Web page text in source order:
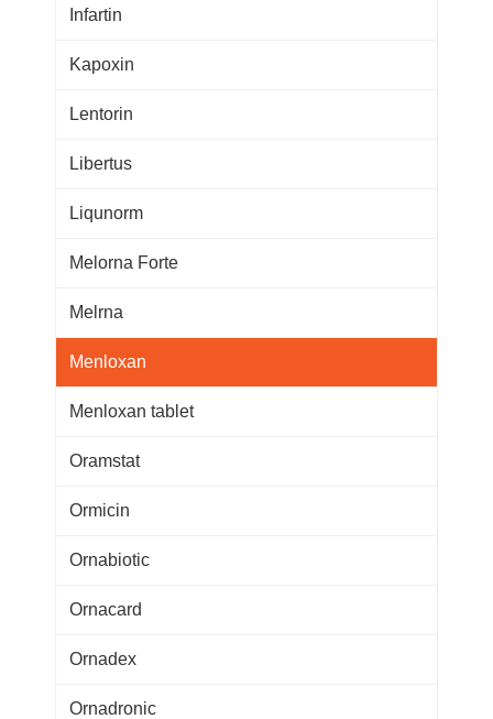
Infartin
Kapoxin
Lentorin
Libertus
Liqunorm
Melorna Forte
Melrna
Menloxan
Menloxan tablet
Oramstat
Ormicin
Ornabiotic
Ornacard
Ornadex
Ornadronic